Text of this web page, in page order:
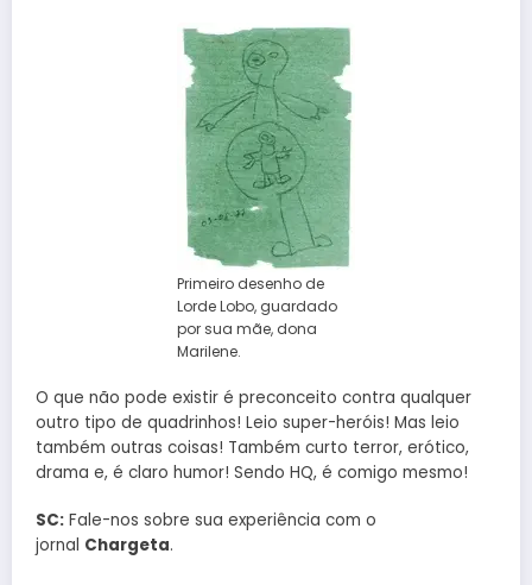
Primeiro desenho de
Lorde Lobo, guardado
por sua mãe, dona
Marilene.
O que não pode existir é preconceito contra qualquer
outro tipo de quadrinhos! Leio super-heróis! Mas leio
também outras coisas! Também curto terror, erótico,
drama e, é claro humor! Sendo HQ, é comigo mesmo!
SC: Fale-nos sobre sua experiência com o
jornal Chargeta.